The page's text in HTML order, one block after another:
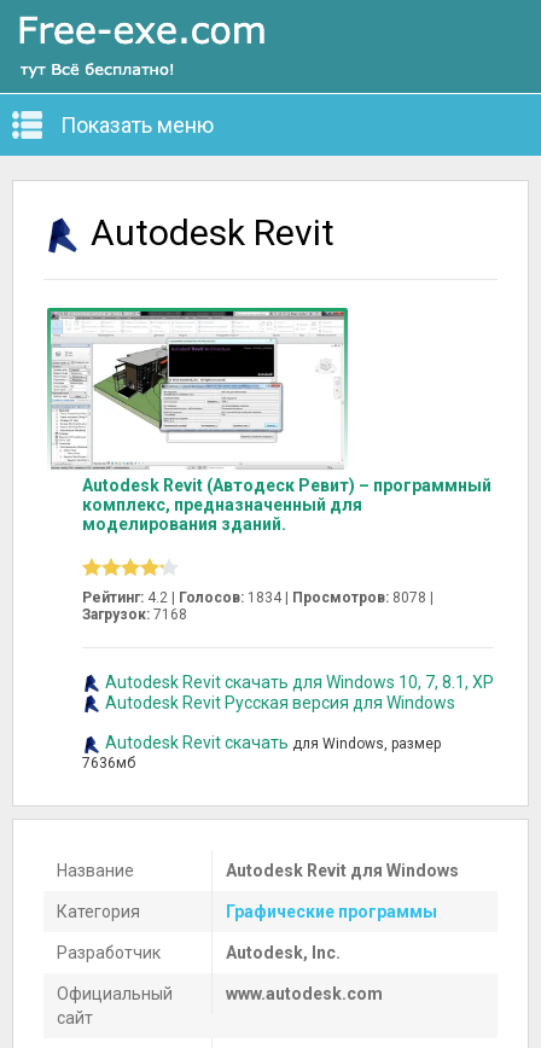
Показать меню
Autodesk Revit
Autodesk Revit (Автодеск Ревит) – программный
комплекс, предназначенный для
моделирования зданий.
Рейтинг: 4.2 | Голосов: 1834 | Просмотров: 8078 |
Загрузок: 7168
Autodesk Revit скачать для Windows 10, 7, 8.1, XP
Autodesk Revit Русская версия для Windows
Autodesk Revit скачать для Windows, размер
7636мб
Название Autodesk Revit для Windows
Категория Графические программы
Разработчик Autodesk, Inc.
Официальный
сайт
www.autodesk.com